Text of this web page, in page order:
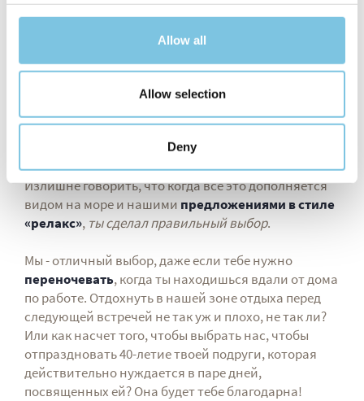
Allow all
Allow selection
Deny
идеально подходит для совместного
использования не только с твоим партнером, но и
В последние годы популярно устраивать девичник
отпраздновать с друзьями в сауне, турецкой бане
Излишне говорить, что когда все это дополняется
видом на море и нашими предложениями в стиле
«релакс», ты сделал правильный выбор.
Мы - отличный выбор, даже если тебе нужно
переночевать, когда ты находишься вдали от дома
по работе. Отдохнуть в нашей зоне отдыха перед
следующей встречей не так уж и плохо, не так ли?
Или как насчет того, чтобы выбрать нас, чтобы
отпраздновать 40-летие твоей подруги, которая
действительно нуждается в паре дней,
посвященных ей? Она будет тебе благодарна!